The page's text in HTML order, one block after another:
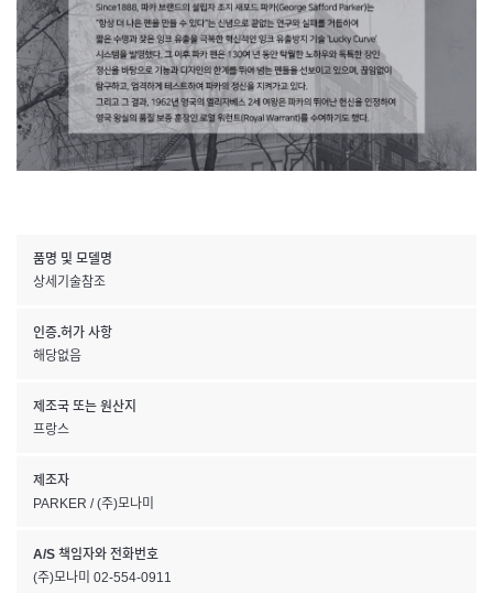
품명 및 모델명
상세기술참조
인증.허가 사항
해당없음
제조국 또는 원산지
프랑스
제조자
PARKER / (주)모나미
A/S 책임자와 전화번호
(주)모나미 02-554-0911